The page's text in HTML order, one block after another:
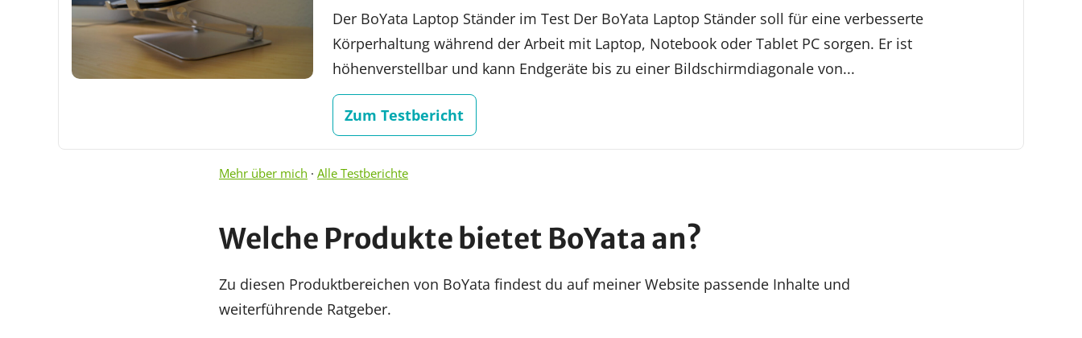
Der BoYata Laptop Ständer im Test Der BoYata Laptop Ständer soll für eine verbesserte
Körperhaltung während der Arbeit mit Laptop, Notebook oder Tablet PC sorgen. Er ist
höhenverstellbar und kann Endgeräte bis zu einer Bildschirmdiagonale von...
Zum Testbericht
Mehr über mich · Alle Testberichte
Welche Produkte bietet BoYata an?
Zu diesen Produktbereichen von BoYata findest du auf meiner Website passende Inhalte und
weiterführende Ratgeber.